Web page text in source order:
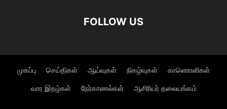
FOLLOW US
முகப்பு செய்திகள் ஆய்வுகள் நிகழ்வுகள் காணொளிகள்
வார இதழ்கள் நேர்காணல்கள் ஆசிரியர் தலையங்கம்